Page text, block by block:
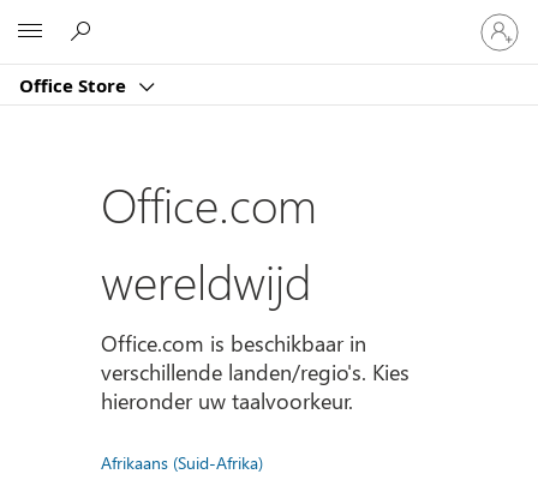
Office Store
Meld
je
aan
je
Office.com
wereldwijd
Office.com is beschikbaar in
verschillende landen/regio's. Kies
hieronder uw taalvoorkeur.
Afrikaans (Suid-Afrika)